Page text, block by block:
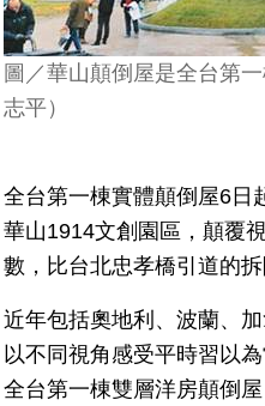
圖／華山顛倒屋是全台第
志平）
全台第一棟實體顛倒屋6日
華山1914文創園區，顛覆
數，比台北忠孝橋引道的
近年包括奧地利、波蘭、
以不同視角感受平時習以
全台第一棟雙層洋房顛倒